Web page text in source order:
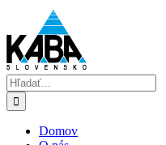
content
Hľadať:
Domov